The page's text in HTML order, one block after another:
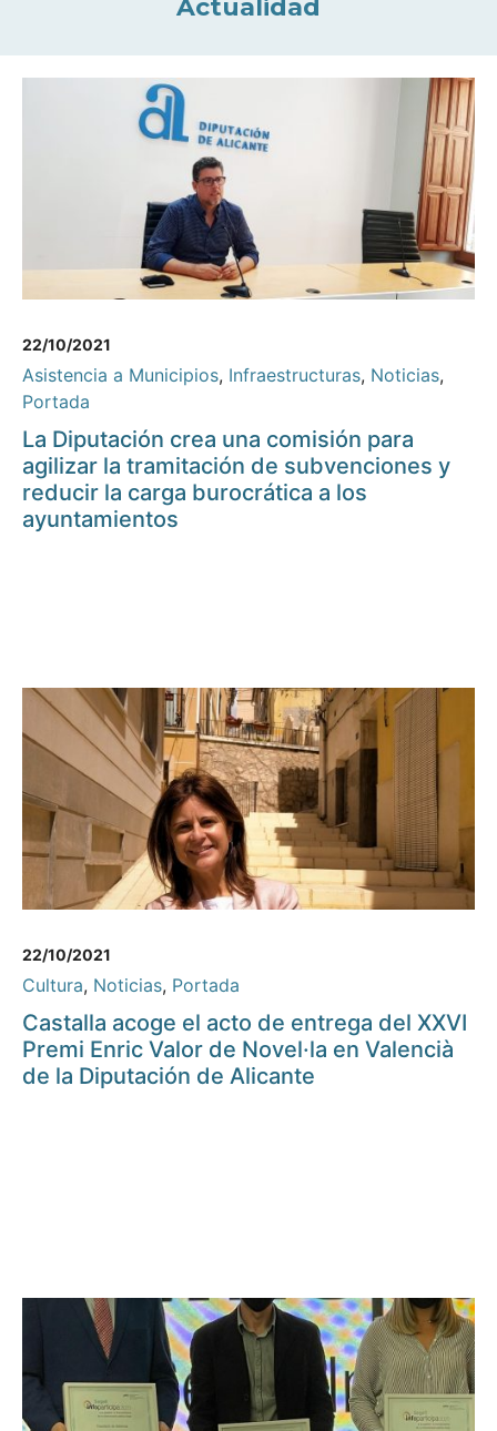
Actualidad
22/10/2021
Asistencia a Municipios, Infraestructuras, Noticias,
Portada
La Diputación crea una comisión para
agilizar la tramitación de subvenciones y
reducir la carga burocrática a los
ayuntamientos
22/10/2021
Cultura, Noticias, Portada
Castalla acoge el acto de entrega del XXVI
Premi Enric Valor de Novel·la en Valencià
de la Diputación de Alicante